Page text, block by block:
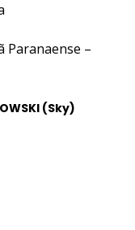
Paranaense –
(Sky)